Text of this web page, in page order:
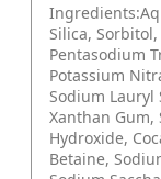
Silica,
Pentasodium
Potassium
Sodium Lauryl
Xanthan Gum,
Hydroxide,
Betaine,